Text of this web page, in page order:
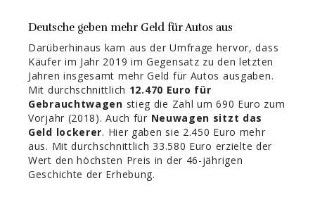
Deutsche geben mehr Geld für Autos aus
Darüberhinaus kam aus der Umfrage hervor, dass
Käufer im Jahr 2019 im Gegensatz zu den letzten
Jahren insgesamt mehr Geld für Autos ausgaben.
Mit durchschnittlich 12.470 Euro für
Gebrauchtwagen stieg die Zahl um 690 Euro zum
Vorjahr (2018). Auch für Neuwagen sitzt das
Geld lockerer. Hier gaben sie 2.450 Euro mehr
aus. Mit durchschnittlich 33.580 Euro erzielte der
Wert den höchsten Preis in der 46-jährigen
Geschichte der Erhebung.